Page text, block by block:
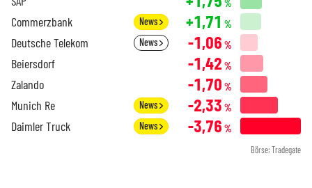
%
Commerzbank News +1,71 %
Deutsche Telekom News -1,06 %
Beiersdorf -1,42 %
Zalando -1,70 %
Munich Re News -2,33 %
Daimler Truck News -3,76 %
Börse: Tradegate